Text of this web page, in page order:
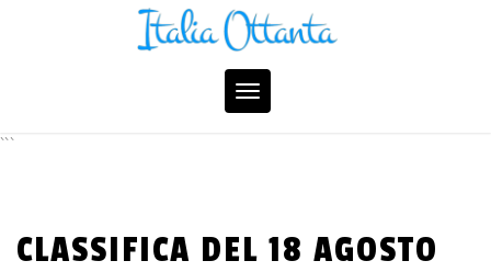
Toggle
navigation
```
CLASSIFICA DEL 18 AGOSTO